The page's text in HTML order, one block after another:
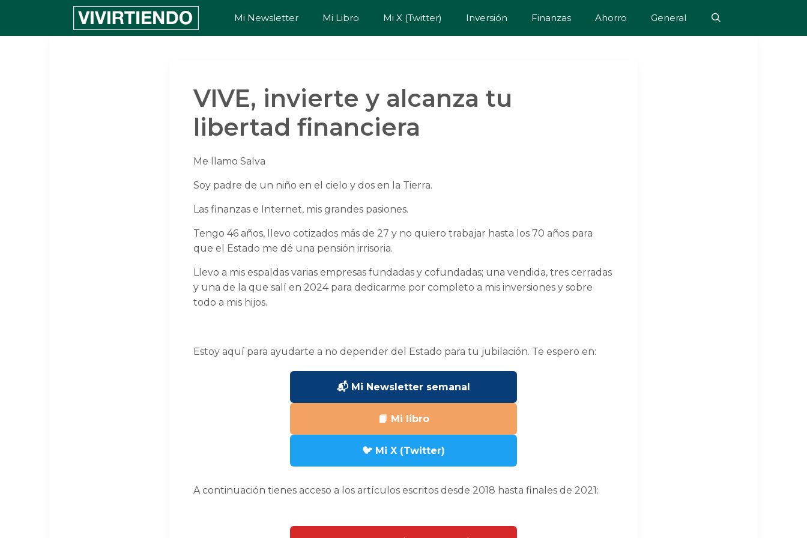
contenido
Mi Newsletter Mi Libro Mi X (Twitter) Inversión Finanzas Ahorro General
VIVE, invierte y alcanza tu
libertad financiera
Me llamo Salva
Soy padre de un niño en el cielo y dos en la Tierra.
Las finanzas e Internet, mis grandes pasiones.
Tengo 46 años, llevo cotizados más de 27 y no quiero trabajar hasta los 70 años para
que el Estado me dé una pensión irrisoria.
Llevo a mis espaldas varias empresas fundadas y cofundadas; una vendida, tres cerradas
y una de la que salí en 2024 para dedicarme por completo a mis inversiones y sobre
todo a mis hijos.
Estoy aquí para ayudarte a no depender del Estado para tu jubilación. Te espero en:
📬 Mi Newsletter semanal
📙 Mi libro
🐦 Mi X (Twitter)
A continuación tienes acceso a los artículos escritos desde 2018 hasta finales de 2021: